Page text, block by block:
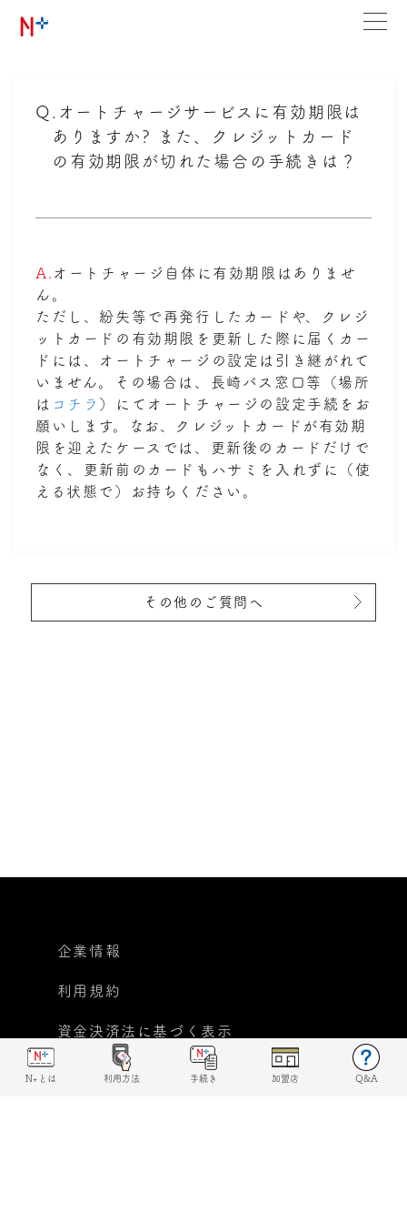
Q.
オートチャージサービスに有効期限は
ありますか? また、クレジットカード
の有効期限が切れた場合の手続きは？
A.
オートチャージ自体に有効期限はありませ
ん。
ただし、紛失等で再発行したカードや、クレジ
ットカードの有効期限を更新した際に届くカー
ドには、オートチャージの設定は引き継がれて
いません。その場合は、長崎バス窓口等（場所
は コチラ ）にてオートチャージの設定手続をお
願いします。なお、クレジットカードが有効期
限を迎えたケースでは、更新後のカードだけで
なく、更新前のカードもハサミを入れずに（使
える状態で）お持ちください。
その他のご質問へ
企業情報
利用規約
資金決済法に基づく表示
個人情報保護方針
N+とは 利用方法 手続き 加盟店 Q&A